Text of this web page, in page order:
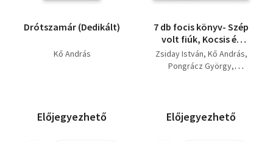
Drótszamár (Dedikált)
Kő András
Előjegyezhető
7 db focis könyv- Szép
volt fiúk, Kocsis és
Czibor, Labdarugás
alulnézetben, Puha
Zsiday István Kő András
Pongrácz György
Előjegyezhető